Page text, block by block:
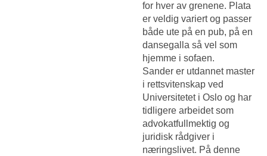
for hver av grenene. Plata
er veldig variert og passer
både ute på en pub, på en
dansegalla så vel som
hjemme i sofaen.
Sander er utdannet master
i rettsvitenskap ved
Universitetet i Oslo og har
tidligere arbeidet som
advokatfullmektig og
juridisk rådgiver i
næringslivet. På denne